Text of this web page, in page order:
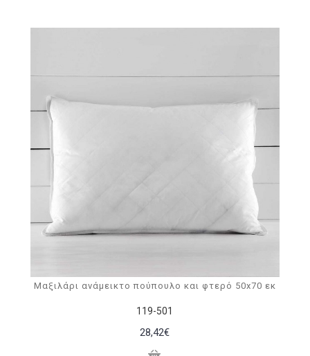
119-501
Μαξιλάρι ανάμεικτο πούπουλο και φτερό 50x70 εκ
28,42€